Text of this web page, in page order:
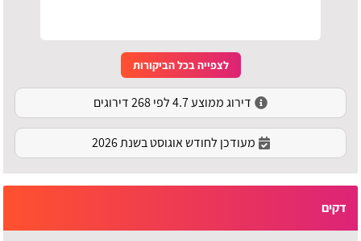
לצפייה בכל הביקורות
דירוג ממוצע 4.7 לפי 268 דירוגים
מעודכן לחודש אוגוסט בשנת 2026
דקים